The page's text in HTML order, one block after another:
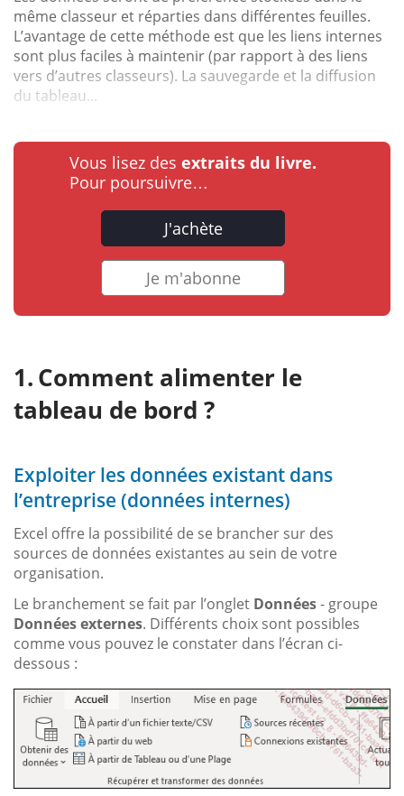
même classeur et réparties dans différentes feuilles.
L’avantage de cette méthode est que les liens internes
sont plus faciles à maintenir (par rapport à des liens
vers d’autres classeurs). La sauvegarde et la diffusion
du tableau...
Vous lisez des extraits du livre.
Pour poursuivre…
J'achète
Je m'abonne
Comment alimenter le
tableau de bord ?
Exploiter les données existant dans
l’entreprise (données internes)
Excel offre la possibilité de se brancher sur des
sources de données existantes au sein de votre
organisation.
Le branchement se fait par l’onglet Données- groupe
Données externes. Différents choix sont possibles
comme vous pouvez le constater dans l’écran ci-
dessous :